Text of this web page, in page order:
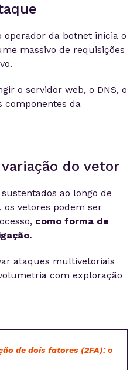
operador da botnet inicia o
massivo de requisições
o servidor web, o DNS, o
componentes da
do vetor
ao longo de
os vetores podem ser
como forma de
ataques multivetoriais
com exploração
de dois fatores (2FA): o